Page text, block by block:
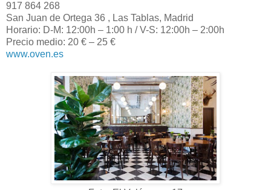
917 864 268
San Juan de Ortega 36 , Las Tablas, Madrid
Horario: D-M: 12:00h – 1:00 h / V-S: 12:00h – 2:00h
Precio medio: 20 € – 25 €
www.oven.es